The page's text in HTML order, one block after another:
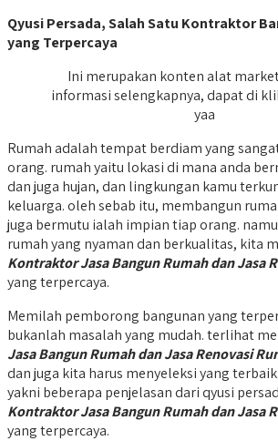
Qyusi Persada, Salah Satu Kontraktor
yang Terpercaya
Ini merupakan konten alat
informasi selengkapnya, dapat di
yaa
Rumah adalah tempat berdiam yang
orang. rumah yaitu lokasi di mana anda
dan juga hujan, dan lingkungan kamu
keluarga. oleh sebab itu, membangun
juga bermutu ialah impian tiap orang.
rumah yang nyaman dan berkualitas, kita
Kontraktor Jasa Bangun Rumah dan Jasa
yang terpercaya.
Memilah pemborong bangunan yang
bukanlah masalah yang mudah. terlihat
Jasa Bangun Rumah dan Jasa Renovasi
dan juga kita harus menyeleksi yang
yakni beberapa penjelasan dari qyusi
Kontraktor Jasa Bangun Rumah dan Jasa
yang terpercaya.